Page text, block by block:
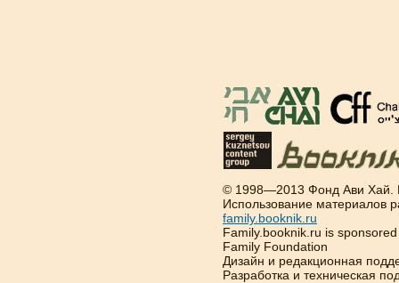
© 1998—2013 Фонд Ави Хай.
Использование материалов
family.booknik.ru
Family.booknik.ru is
Family Foundation
Дизайн и редакционная
Разработка и техническая